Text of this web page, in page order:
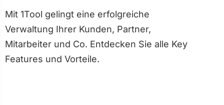
Mit 1Tool gelingt eine erfolgreiche
Verwaltung Ihrer Kunden, Partner,
Mitarbeiter und Co. Entdecken Sie alle Key
Features und Vorteile.